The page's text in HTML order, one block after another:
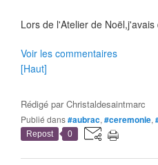
Lors de l'Atelier de
Voir les commentaires
[Haut]
Rédigé parChristaldesaintmarc
Publié dans#aubrac, #ceremonie,
Repost 0